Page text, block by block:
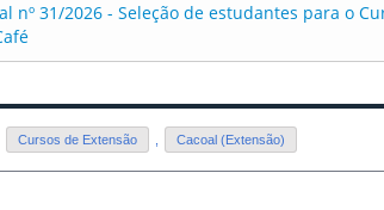
nº 31/2026 - Seleção de estudantes para o
Cursos de Extensão Cacoal (Extensão)